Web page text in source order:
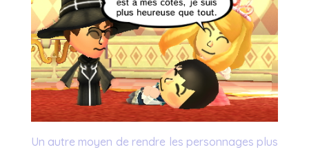
Un autre moyen de rendre les personnages plus